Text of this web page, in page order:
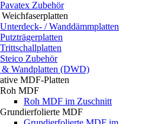
Pavatex Zubehör
Unterdeck- / Wanddämmplatten
Putzträgerplatten
Trittschallplatten
Steico Zubehör
& Wandplatten (DWD)
MDF-Platten
Roh MDF
Roh MDF im Zuschnitt
Grundierfolierte MDF